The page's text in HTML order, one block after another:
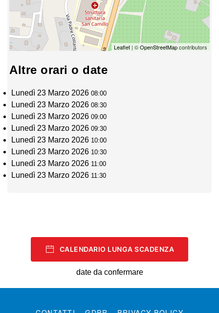
Leaflet| ©OpenStreetMapcontributors
Altre orari o date
Lunedì 23 Marzo 202608:00
Lunedì 23 Marzo 202608:30
Lunedì 23 Marzo 202609:00
Lunedì 23 Marzo 202609:30
Lunedì 23 Marzo 2026 10:00
Lunedì 23 Marzo 2026 10:30
Lunedì 23 Marzo 2026 11:00
Lunedì 23 Marzo 2026 11:30
CALENDARIO LUNGA SCADENZA
date da confermare